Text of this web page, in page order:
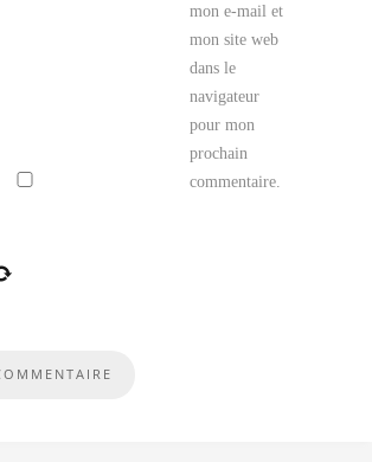
mon e-mail et
mon site web
dans le
navigateur
pour mon
prochain
commentaire.